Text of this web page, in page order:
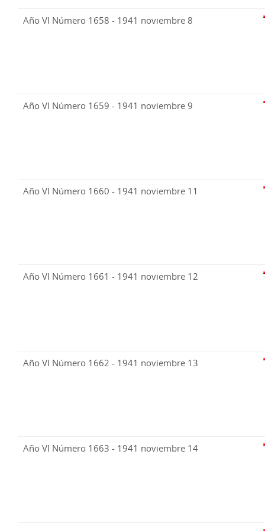
Año VI Número 1658 - 1941 noviembre 8
Año VI Número 1659 - 1941 noviembre 9
Año VI Número 1660 - 1941 noviembre 11
Año VI Número 1661 - 1941 noviembre 12
Año VI Número 1662 - 1941 noviembre 13
Año VI Número 1663 - 1941 noviembre 14